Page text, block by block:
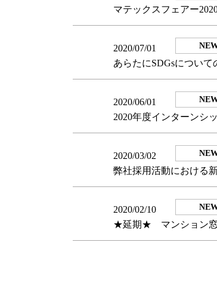
マテックスフェアー
2020/07/01
あらたにSDGsについ
2020/06/01
2020年度インターンシ
2020/03/02
弊社採用活動における
2020/02/10
★延期★ マンション窓